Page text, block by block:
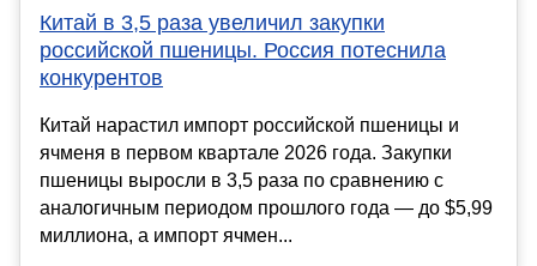
Китай в 3,5 раза увеличил закупки
российской пшеницы. Россия потеснила
конкурентов
Китай нарастил импорт российской пшеницы и
ячменя в первом квартале 2026 года. Закупки
пшеницы выросли в 3,5 раза по сравнению с
аналогичным периодом прошлого года — до $5,99
миллиона, а импорт ячмен...